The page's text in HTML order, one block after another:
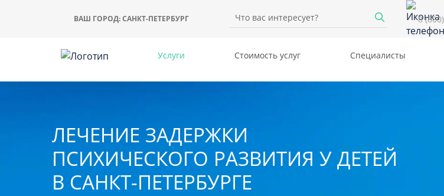
ВАШ ГОРОД:САНКТ-ПЕТЕРБУРГ 8
Услуги Стоимость услуг Специалисты
ЛЕЧЕНИЕ ЗАДЕРЖКИ
ПСИХИЧЕСКОГО РАЗВИТИЯ У ДЕТЕЙ
В САНКТ-ПЕТЕРБУРГЕ